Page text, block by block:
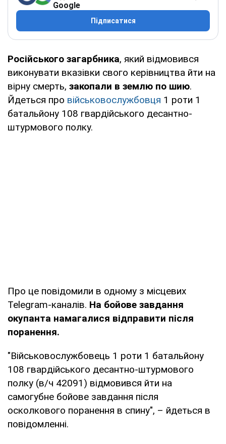
Google
Підписатися
Російського загарбника, який відмовився
виконувати вказівки свого керівництва йти на
вірну смерть, закопали в землю по шию.
Йдеться про військовослужбовця 1 роти 1
батальйону 108 гвардійського десантно-
штурмового полку.
Про це повідомили в одному з місцевих
Telegram-каналів. На бойове завдання
окупанта намагалися відправити після
поранення.
"Військовослужбовець 1 роти 1 батальйону
108 гвардійського десантно-штурмового
полку (в/ч 42091) відмовився йти на
самогубне бойове завдання після
осколкового поранення в спину", – йдеться в
повідомленні.